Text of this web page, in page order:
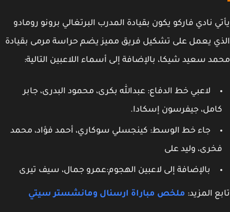
نادي فاركو يكون بقيادة المدرب البرتغالي برونو رومادو
يعمل على تشكيل فريق مميز يضم حراسة مرمى بقيادة
سعيد شيكا، بالإضافة إلى أسماء اللاعبين التالية:
لاعبي خط الدفاع: عبدالله بكرى، محمود البدرى، جابر
جيفرسون إسكادا.
جاء خط الوسط: كينجسلي سوكاري، أحمد فؤاد، محمد
وليد على
بالإضافة إلى لاعبين الهجوم:عمرو جمال، سيف تيرى
المزيد:ملخص مباراة ارسنال ومانشستر سيتي